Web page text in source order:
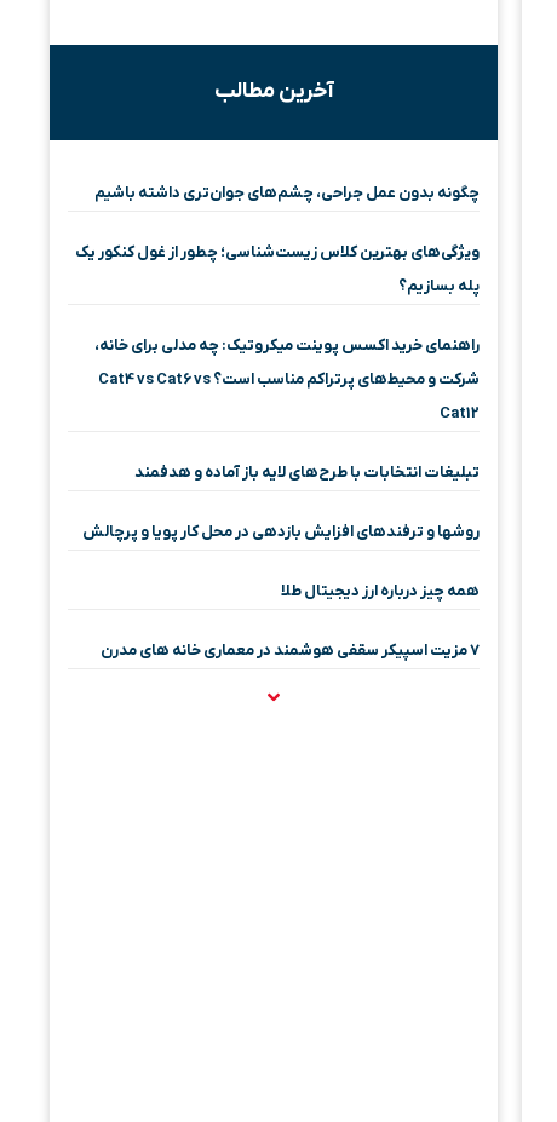
آخرین مطالب
چگونه بدون عمل جراحی، چشم‌های جوان‌تری داشته باشیم
ویژگی‌های بهترین کلاس زیست‌شناسی؛ چطور از غول کنکور یک
پله بسازیم؟
راهنمای خرید اکسس پوینت میکروتیک: چه مدلی برای خانه،
شرکت و محیط‌های پرتراکم مناسب است؟ Cat4 vs Cat6 vs
Cat12
تبلیغات انتخابات با طرح‌های لایه باز آماده و هدفمند
روشها و ترفندهای افزایش بازدهی در محل کار پویا و پرچالش
همه چیز درباره ارز دیجیتال طلا
۷ مزیت اسپیکر سقفی هوشمند در معماری خانه‌ های مدرن